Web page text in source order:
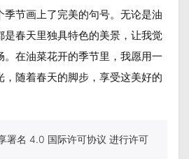
季节画上了完美的句号。无论是油
是春天里独具特色的美景，让我觉
。在油菜花开的季节里，我愿用一
，随着春天的脚步，享受这美好的
署名 4.0 国际许可协议 进行许可